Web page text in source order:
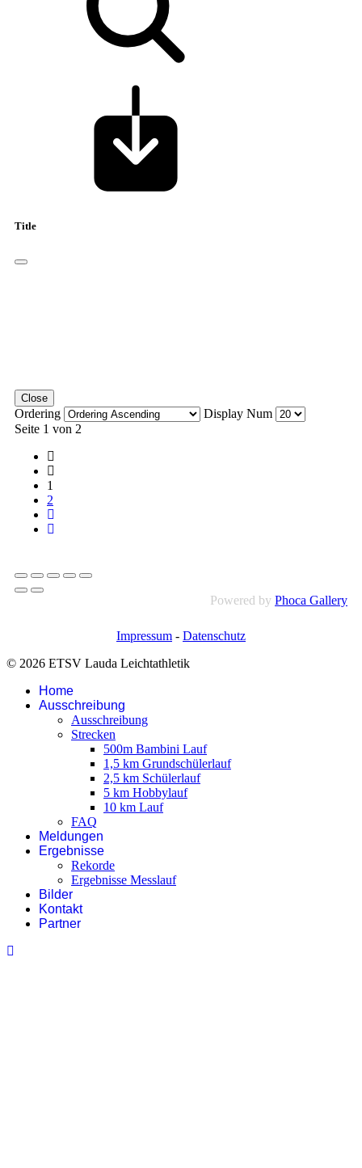
Title
Close
Ordering
Display Num
Seite 1 von 2
1
2
Powered by Phoca Gallery
Impressum - Datenschutz
© 2026 ETSV Lauda Leichtathletik
Home
Ausschreibung
Ausschreibung
Strecken
500m Bambini Lauf
1,5 km Grundschülerlauf
2,5 km Schülerlauf
5 km Hobbylauf
10 km Lauf
FAQ
Meldungen
Ergebnisse
Rekorde
Ergebnisse Messlauf
Bilder
Kontakt
Partner